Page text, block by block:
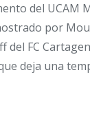
del UCAM
por
FC
deja una